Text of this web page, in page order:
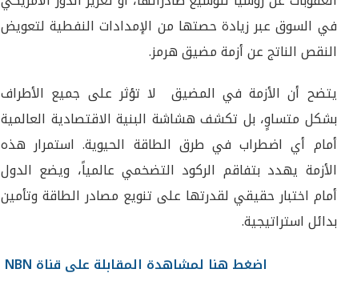
في السوق عبر زيادة حصتها من الإمدادات النفطية لتعويض
النقص الناتج عن أزمة مضيق هرمز.
يتضح أن الأزمة في المضيق لا تؤثر على جميع الأطراف
بشكل متساوٍ، بل تكشف هشاشة البنية الاقتصادية العالمية
أمام أي اضطراب في طرق الطاقة الحيوية. استمرار هذه
الأزمة يهدد بتفاقم الركود التضخمي عالمياً، ويضع الدول
أمام اختبار حقيقي لقدرتها على تنويع مصادر الطاقة وتأمين
بدائل استراتيجية.
اضغط هنا لمشاهدة المقابلة على قناة NBN